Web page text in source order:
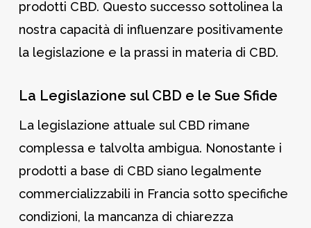
prodotti CBD. Questo successo sottolinea la
nostra capacità di influenzare positivamente
la legislazione e la prassi in materia di CBD.
La Legislazione sul CBD e le Sue Sfide
La legislazione attuale sul CBD rimane
complessa e talvolta ambigua. Nonostante i
prodotti a base di CBD siano legalmente
commercializzabili in Francia sotto specifiche
condizioni, la mancanza di chiarezza